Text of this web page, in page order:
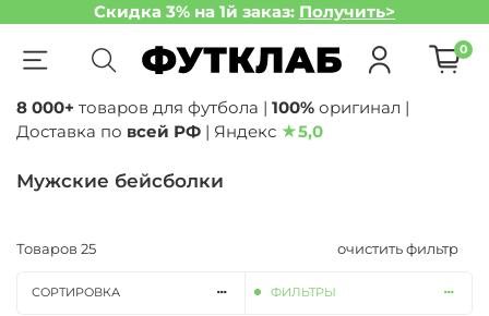
Скидка 3% на 1й заказ: Получить>
0
8 000+ товаров для футбола | 100% оригинал |
Доставка по всей РФ | Яндекс ★5,0
Мужские бейсболки
Товаров 25 очистить фильтр
СОРТИРОВКА ФИЛЬТРЫ